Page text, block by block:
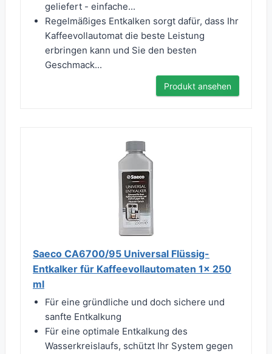
geliefert - einfache...
Regelmäßiges Entkalken sorgt dafür, dass Ihr
Kaffeevollautomat die beste Leistung
erbringen kann und Sie den besten
Geschmack...
Produkt ansehen
Saeco CA6700/95 Universal Flüssig-
Entkalker für Kaffeevollautomaten 1x 250
ml
Für eine gründliche und doch sichere und
sanfte Entkalkung
Für eine optimale Entkalkung des
Wasserkreislaufs, schützt Ihr System gegen